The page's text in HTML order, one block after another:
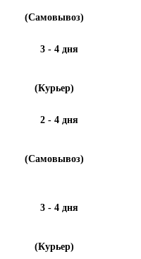
(Самовывоз)
3 - 4 дня
(Курьер)
2 - 4 дня
(Самовывоз)
3 - 4 дня
(Курьер)